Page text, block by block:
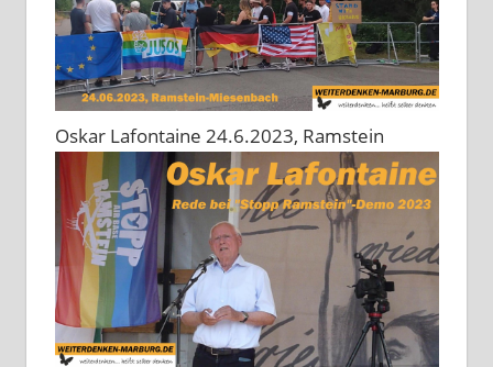
Oskar Lafontaine 24.6.2023, Ramstein